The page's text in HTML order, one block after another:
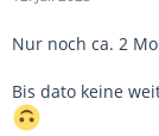
Nur noch ca. 2
Bis dato keine